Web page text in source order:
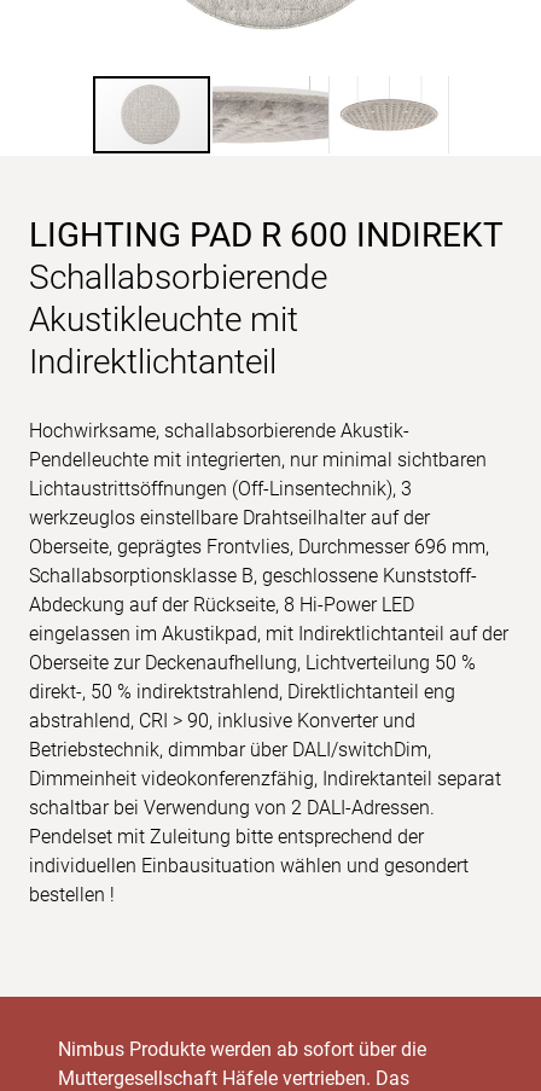
LIGHTING PAD R 600 INDIREKT
Schallabsorbierende
Akustikleuchte mit
Indirektlichtanteil
Hochwirksame, schallabsorbierende Akustik-
Pendelleuchte mit integrierten, nur minimal sichtbaren
Lichtaustrittsöffnungen (Off-Linsentechnik), 3
werkzeuglos einstellbare Drahtseilhalter auf der
Oberseite, geprägtes Frontvlies, Durchmesser 696 mm,
Schallabsorptionsklasse B, geschlossene Kunststoff-
Abdeckung auf der Rückseite, 8 Hi-Power LED
eingelassen im Akustikpad, mit Indirektlichtanteil auf der
Oberseite zur Deckenaufhellung, Lichtverteilung 50 %
direkt-, 50 % indirektstrahlend, Direktlichtanteil eng
abstrahlend, CRI > 90, inklusive Konverter und
Betriebstechnik, dimmbar über DALI/switchDim,
Dimmeinheit videokonferenzfähig, Indirektanteil separat
schaltbar bei Verwendung von 2 DALI-Adressen.
Pendelset mit Zuleitung bitte entsprechend der
individuellen Einbausituation wählen und gesondert
bestellen !
Nimbus Produkte werden ab sofort über die
Muttergesellschaft Häfele vertrieben. Das